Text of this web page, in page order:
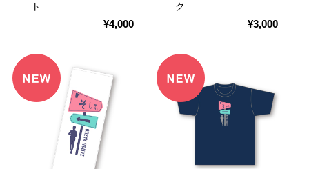
ト
¥4,000
ク
¥3,000